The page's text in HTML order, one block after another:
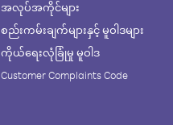
အလုပ်အကိုင်များ
စည်းကမ်းချက်များနှင့် မူဝါဒများ
ကိုယ်ရေးလုံခြုံမှု မူဝါဒ
Customer Complaints Code